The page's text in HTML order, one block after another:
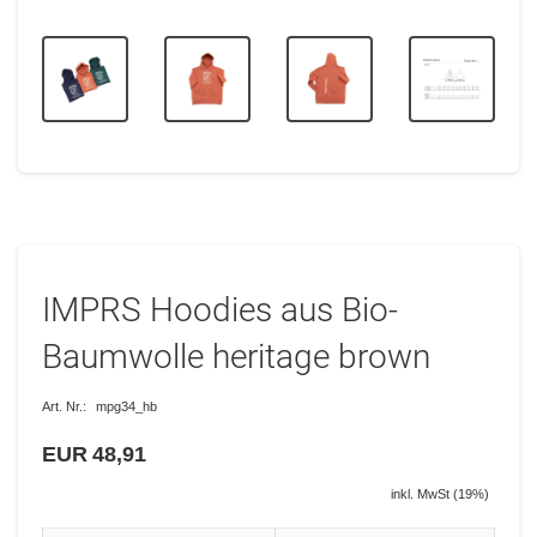
IMPRS Hoodies aus Bio-
Baumwolle heritage brown
Art. Nr.: mpg34_hb
EUR 48,91
inkl. MwSt (19%)